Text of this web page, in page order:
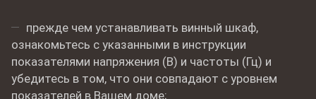
прежде чем устанавливать винный шкаф,
ознакомьтесь с указанными в инструкции
показателями напряжения (В) и частоты (Гц) и
убедитесь в том, что они совпадают с уровнем
показателей в Вашем доме;